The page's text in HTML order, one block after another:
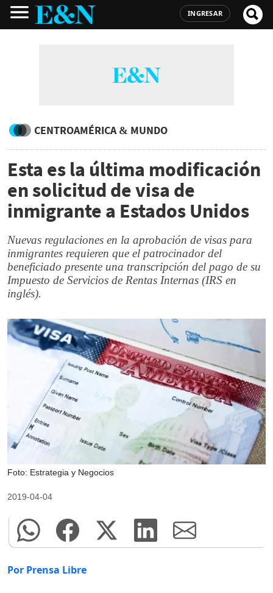
INGRESAR
CENTROAMÉRICA & MUNDO
Esta es la última modificación
en solicitud de visa de
inmigrante a Estados Unidos
Nuevas regulaciones en la aprobación de visas para
inmigrantes requieren que el patrocinador del
beneficiado presente una transcripción del pago de su
Impuesto de Servicios de Rentas Internas (IRS en
inglés).
Foto: Estrategia y Negocios
2019-04-04
Por Prensa Libre